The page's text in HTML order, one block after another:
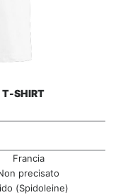
T-SHIRT
Francia
precisato
(Spidoleine)